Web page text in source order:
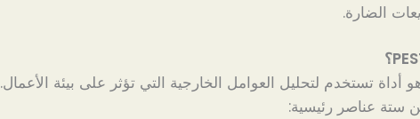
الضارة.
أداة تستخدم لتحليل العوامل الخارجية التي تؤثر على بيئة الأعمال.
ستة عناصر رئيسية: